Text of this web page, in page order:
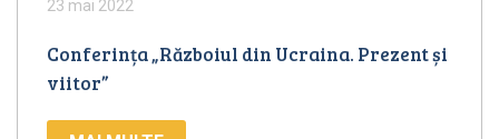
23 mai 2022
Conferința „Războiul din Ucraina. Prezent și
viitor”